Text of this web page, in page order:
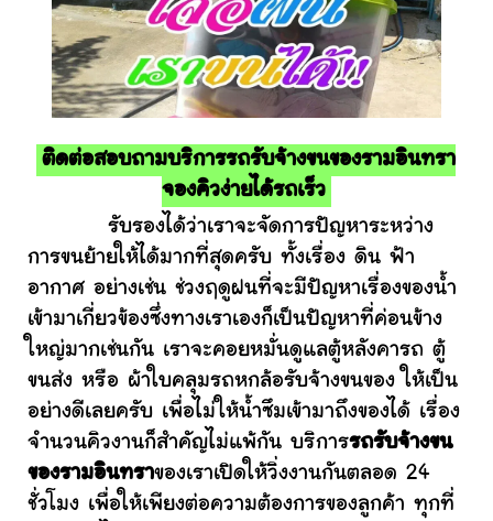
ติดต่อสอบถามบริการรถรับจ้างขนของรามอินทรา
จองคิวง่ายได้รถเร็ว
รับรองได้ว่าเราจะจัดการปัญหาระหว่าง
การขนย้ายให้ได้มากที่สุดครับ ทั้งเรื่อง ดิน ฟ้า
อากาศ อย่างเช่น ช่วงฤดูฝนที่จะมีปัญหาเรื่องของน้ำ
เข้ามาเกี่ยวข้องซึ่งทางเราเองก็เป็นปัญหาที่ค่อนข้าง
ใหญ่มากเช่นกัน เราจะคอยหมั่นดูแลตู้หลังคารถ ตู้
ขนส่ง หรือ ผ้าใบคลุมรถหกล้อรับจ้างขนของ ให้เป็น
อย่างดีเลยครับ เพื่อไม่ให้น้ำซึมเข้ามาถึงของได้ เรื่อง
จำนวนคิวงานก็สำคัญไม่แพ้กัน บริการรถรับจ้างขน
ของรามอินทราของเราเปิดให้วิ่งงานกันตลอด 24
ชั่วโมง เพื่อให้เพียงต่อความต้องการของลูกค้า ทุกที่